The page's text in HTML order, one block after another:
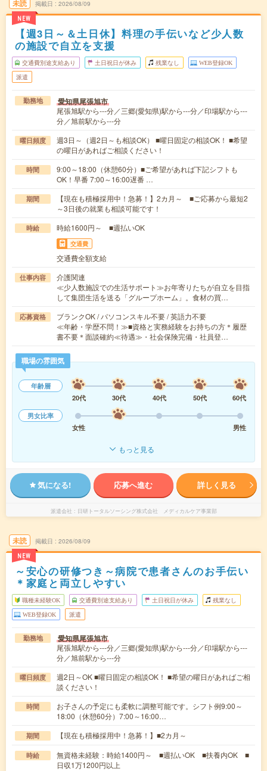
未読
NEW
掲載日 2026/08/09
【週3日～＆土日休】料理の手伝いなど少人数
の施設で自立を支援
交通費別途支給あり 土日祝日が休み 残業なし WEB登録OK
派遣
勤務地 愛知県尾張旭市
尾張旭駅から---分／三郷(愛知県)駅から---分／印場駅から---
分／旭前駅から---分
曜日頻度
週3日～（週2日～も相談OK） ■曜日固定の相談OK！ ■希望
の曜日があればご相談ください！
時間
9:00～18:00（休憩60分）■ご希望があれば下記シフトも
OK！早番 7:00～16:00遅番 …
期間
【現在も積極採用中！急募！】2カ月～ ■ご応募から最短2
～3日後の就業も相談可能です！
時給 時給1600円～ ■週払いOK
交通費
交通費全額支給
仕事内容
介護関連
≪少人数施設での生活サポート≫お年寄りたちが自立を目指
して集団生活を送る「グループホーム」。食材の買…
応募資格
ブランクOK / パソコンスキル不要 / 英語力不要
≪年齢・学歴不問！≫■資格と実務経験をお持ちの方＊履歴
書不要＊面談確約≪待遇≫・社会保険完備・社員登…
職場の雰囲気
年齢層
20代
30代 40代 50代
60代
男女比率
女性
男性
もっと見る
気になる! 応募へ進む 詳しく見る
派遣会社 日研トータルソーシング株式会社 メディカルケア事業部
未読
NEW
掲載日 2026/08/09
～安心の研修つき～病院で患者さんのお手伝い
＊家庭と両立しやすい
職種未経験OK 交通費別途支給あり 土日祝日が休み 残業なし
WEB登録OK 派遣
勤務地 愛知県尾張旭市
尾張旭駅から---分／三郷(愛知県)駅から---分／印場駅から---
分／旭前駅から---分
曜日頻度
週2日～OK ■曜日固定の相談OK！ ■希望の曜日があればご相
談ください！
時間
お子さんの予定にも柔軟に調整可能です。シフト例9:00～
18:00（休憩60分）7:00～16:00…
期間 【現在も積極採用中！急募！】■2カ月～
時給
無資格未経験：時給1400円～ ■週払いOK ■扶養内OK ■
日収1万1200円以上